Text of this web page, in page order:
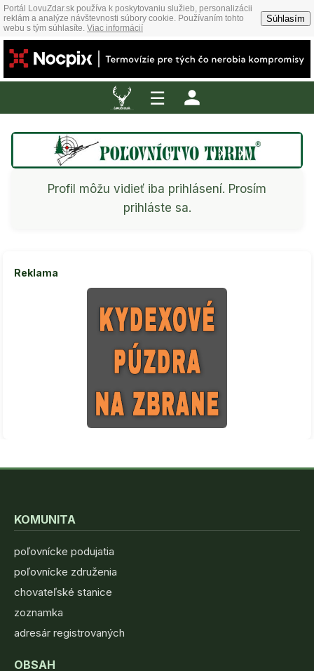
Portál LovuZdar.sk používa k poskytovaniu služieb, personalizácii
reklám a analýze návštevnosti súbory cookie. Používaním tohto
webu s tým súhlasíte. Viac informácií
Súhlasím
☰
Profil môžu vidieť iba prihlásení. Prosím
prihláste sa.
Reklama
KOMUNITA
poľovnícke podujatia
poľovnícke združenia
chovateľské stanice
zoznamka
adresár registrovaných
OBSAH